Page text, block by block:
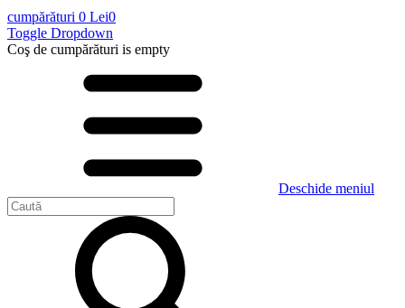
cumpărături 0 Lei0
Toggle Dropdown
Coş de cumpărături is empty
Deschide meniul